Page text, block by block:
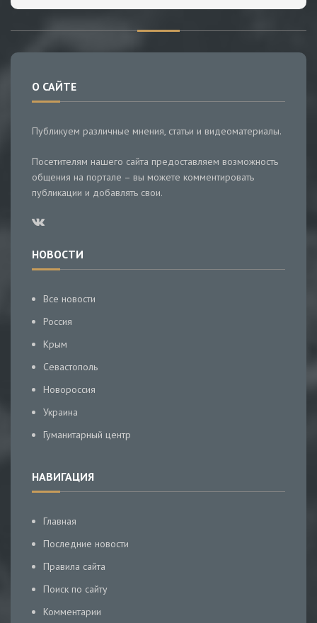
О САЙТЕ
Публикуем различные мнения, статьи и видеоматериалы.
Посетителям нашего сайта предоставляем возможность
общения на портале – вы можете комментировать
публикации и добавлять свои.
НОВОСТИ
Все новости
Россия
Крым
Севастополь
Новороссия
Украина
Гуманитарный центр
НАВИГАЦИЯ
Главная
Последние новости
Правила сайта
Поиск по сайту
Комментарии